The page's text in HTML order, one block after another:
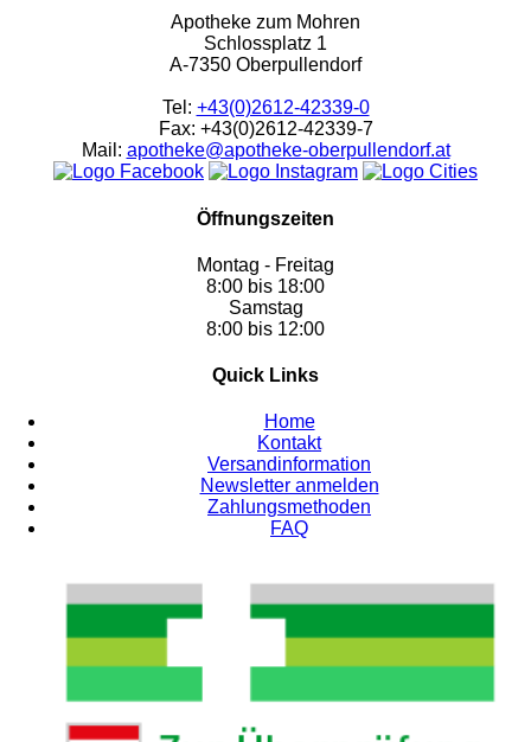
Apotheke zum Mohren
Schlossplatz 1
A-7350 Oberpullendorf
Tel: +43(0)2612-42339-0
Fax: +43(0)2612-42339-7
Mail: apotheke@apotheke-oberpullendorf.at
Öffnungszeiten
Montag - Freitag
8:00 bis 18:00
Samstag
8:00 bis 12:00
Quick Links
Home
Kontakt
Versandinformation
Newsletter anmelden
Zahlungsmethoden
FAQ